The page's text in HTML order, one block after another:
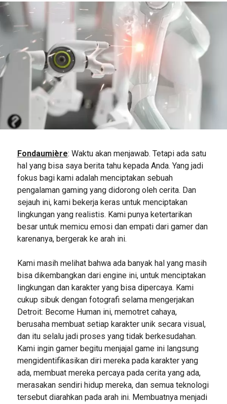
Fondaumière: Waktu akan menjawab. Tetapi ada satu
hal yang bisa saya berita tahu kepada Anda. Yang jadi
fokus bagi kami adalah menciptakan sebuah
pengalaman gaming yang didorong oleh cerita. Dan
sejauh ini, kami bekerja keras untuk menciptakan
lingkungan yang realistis. Kami punya ketertarikan
besar untuk memicu emosi dan empati dari gamer dan
karenanya, bergerak ke arah ini.
Kami masih melihat bahwa ada banyak hal yang masih
bisa dikembangkan dari engine ini, untuk menciptakan
lingkungan dan karakter yang bisa dipercaya. Kami
cukup sibuk dengan fotografi selama mengerjakan
Detroit: Become Human ini, memotret cahaya,
berusaha membuat setiap karakter unik secara visual,
dan itu selalu jadi proses yang tidak berkesudahan.
Kami ingin gamer begitu menjajal game ini langsung
mengidentifikasikan diri mereka pada karakter yang
ada, membuat mereka percaya pada cerita yang ada,
merasakan sendiri hidup mereka, dan semua teknologi
tersebut diarahkan pada arah ini. Membuatnya menjadi